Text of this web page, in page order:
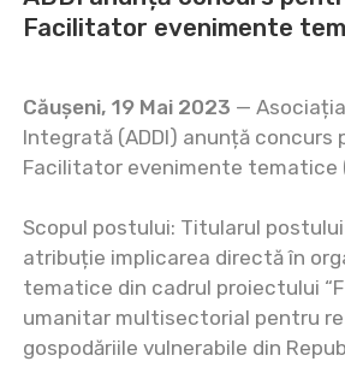
Facilitator evenimente
Căușeni, 19 Mai 2023 —
Integrată (ADDI) anunță
Facilitator evenimente tematice
Scopul postului: Titularul
atribuție implicarea directă în
tematice din cadrul proiectului
umanitar multisectorial pentru
gospodăriile vulnerabile din